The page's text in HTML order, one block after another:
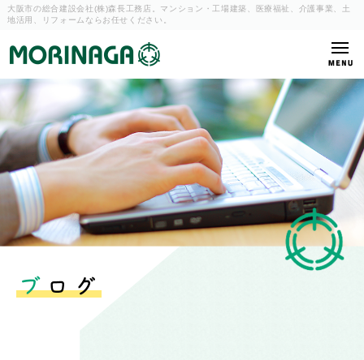
大阪市の総合建設会社(株)森長工務店。マンション・工場建築、
医療福祉、介護事業、土
地活用、リフォームならお任せください。